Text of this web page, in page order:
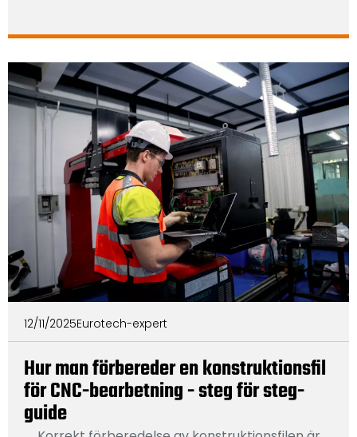
12/11/2025Eurotech-expert
Hur man förbereder en konstruktionsfil
för CNC-bearbetning - steg för steg-
guide